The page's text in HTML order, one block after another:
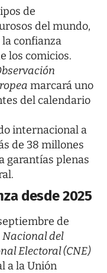
de
del mundo,
confianza
los comicios.
marcará uno
del calendario
internacional a
de 38 millones
garantías plenas
desde 2025
de
del
Electoral (CNE)
a la Unión